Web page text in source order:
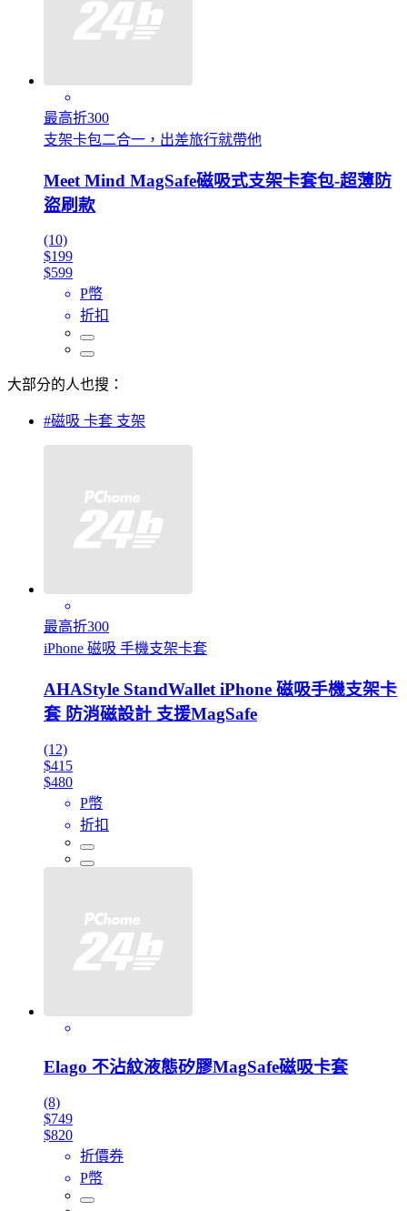
最高折300
支架卡包二合一，出差旅行就帶他
Meet Mind MagSafe磁吸式支架卡套包-超薄防
盜刷款
(10)
$199
$599
P幣
折扣
大部分的人也搜：
#磁吸 卡套 支架
最高折300
iPhone 磁吸 手機支架卡套
AHAStyle StandWallet iPhone 磁吸手機支架卡
套 防消磁設計 支援MagSafe
(12)
$415
$480
P幣
折扣
Elago 不沾紋液態矽膠MagSafe磁吸卡套
(8)
$749
$820
折價券
P幣